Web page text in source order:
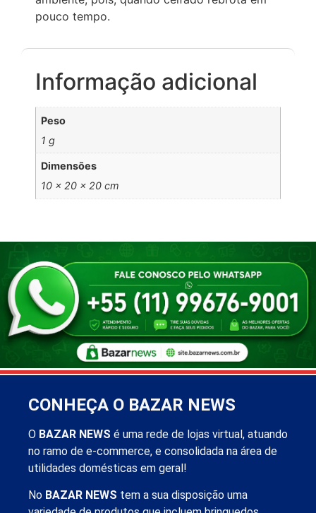
pouco tempo.
Informação adicional
Peso
1 g
Dimensões
10 × 20 × 20 cm
CONHEÇA O BAZAR NEWS
O BAZAR NEWS é uma rede de lojas virtual, atuando
no ramo de e-commerce, e consolidada na área de
utilidades domésticas em geral!
No BAZAR NEWS tem a sua disposição uma